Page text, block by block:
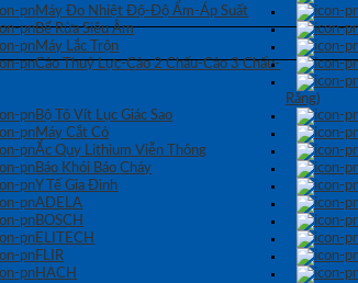
Máy Đo Nhiệt Độ-Độ Ẩm-Áp Suất
Bể Rửa Siêu Âm
Máy Lắc Trộn
Cảo Thuỷ Lực-Cảo 2 Chấu-Cảo 3 Chấu-
Răng)
Bộ Tô Vít Lục Giác Sao
Máy Cắt Cỏ
Ắc Quy Lithium Viễn Thông
Báo Khói Báo Cháy
Y Tế Gia Đình
ADELA
BOSCH
ELITECH
FLIR
HACH